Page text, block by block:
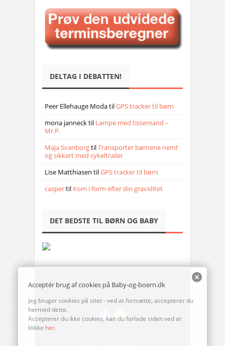
DELTAG I DEBATTEN!
Peer Ellehauge ModatilGPS tracker til børn
mona jannecktil Lampe med tissemand –
Mr.P.
Maja SvanborgtilTransporter børnene nemt
og sikkert med cykeltrailer
Lise Matthiasen tilGPS tracker til børn
caspertil Kom i form efter din graviditet
DET BEDSTE TIL BØRN OG BABY
Acceptér brug af cookies på Baby-og-boern.dk
Jeg bruger cookies på sitet - ved at fortsætte, accepterer du
hermed dette.
Accepterer du ikke cookies, kan du forlade siden ved at
klikke her.